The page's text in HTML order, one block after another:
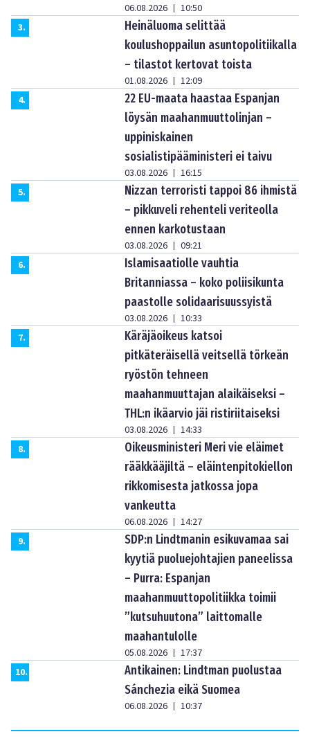
06.08.2026 | 10:50
3.
Heinäluoma selittää
koulushoppailun asuntopolitiikalla
– tilastot kertovat toista
01.08.2026 | 12:09
4.
22 EU-maata haastaa Espanjan
löysän maahanmuuttolinjan –
uppiniskainen
sosialistipääministeri ei taivu
03.08.2026 | 16:15
5.
Nizzan terroristi tappoi 86 ihmistä
– pikkuveli rehenteli veriteolla
ennen karkotustaan
03.08.2026 | 09:21
6.
Islamisaatiolle vauhtia
Britanniassa – koko poliisikunta
paastolle solidaarisuussyistä
03.08.2026 | 10:33
7.
Käräjäoikeus katsoi
pitkäteräisellä veitsellä törkeän
ryöstön tehneen
maahanmuuttajan alaikäiseksi –
THL:n ikäarvio jäi ristiriitaiseksi
03.08.2026 | 14:33
8.
Oikeusministeri Meri vie eläimet
rääkkääjiltä – eläintenpitokiellon
rikkomisesta jatkossa jopa
vankeutta
06.08.2026 | 14:27
9.
SDP:n Lindtmanin esikuvamaa sai
kyytiä puoluejohtajien paneelissa
– Purra: Espanjan
maahanmuuttopolitiikka toimii
”kutsuhuutona” laittomalle
maahantulolle
05.08.2026 | 17:37
10.
Antikainen: Lindtman puolustaa
Sánchezia eikä Suomea
06.08.2026 | 10:37